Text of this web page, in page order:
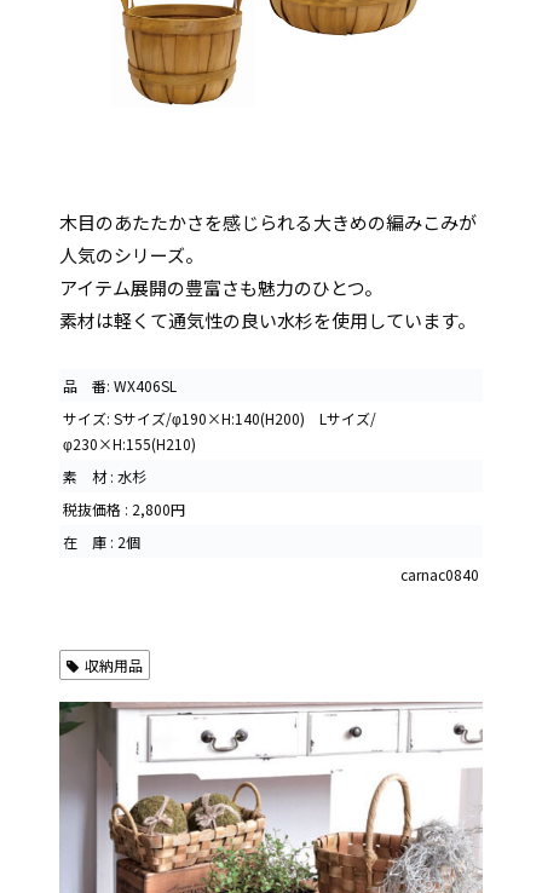
木目のあたたかさを感じられる大きめの編みこみが
人気のシリーズ。
アイテム展開の豊富さも魅力のひとつ。
素材は軽くて通気性の良い水杉を使用しています。
品 番: WX406SL
サイズ: Sサイズ/φ190×H:140(H200) Lサイズ/
φ230×H:155(H210)
素 材 : 水杉
税抜価格 : 2,800円
在 庫 : 2個
carnac0840
収納用品